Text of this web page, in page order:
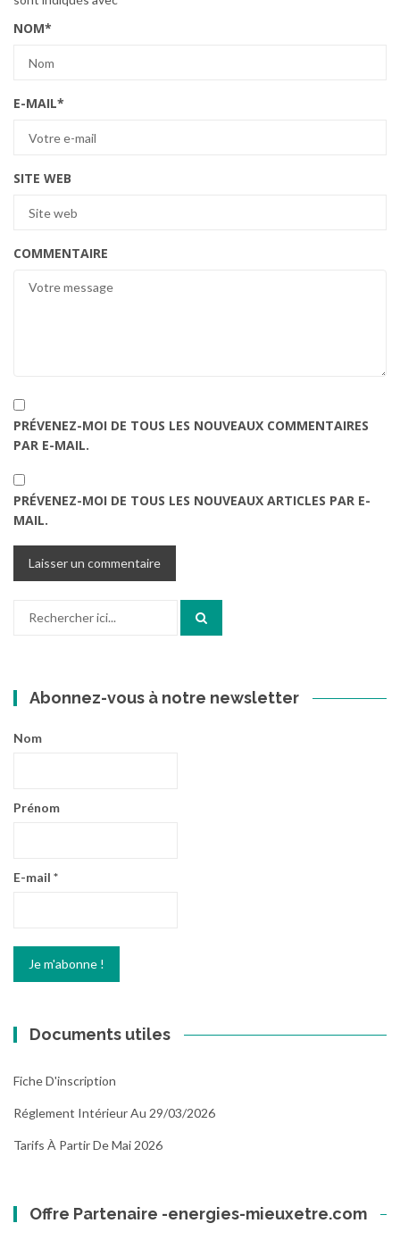
NOM*
E-MAIL*
SITE WEB
COMMENTAIRE
PRÉVENEZ-MOI DE TOUS LES NOUVEAUX COMMENTAIRES
PAR E-MAIL.
PRÉVENEZ-MOI DE TOUS LES NOUVEAUX ARTICLES PAR E-
MAIL.
Abonnez-vous à notre newsletter
Nom
Prénom
E-mail *
Documents utiles
Fiche D'inscription
Réglement Intérieur Au 29/03/2026
Tarifs À Partir De Mai 2026
Offre Partenaire -energies-mieuxetre.com